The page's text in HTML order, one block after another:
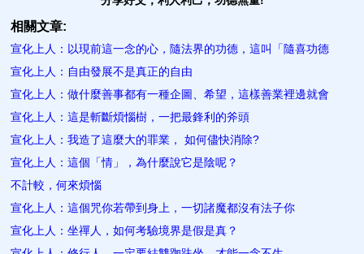
相關文章:
宣化上人：以現前這一念的心，隨法界的功德，這叫「隨喜功德
宣化上人：自由發展不是真正的自由
宣化上人：做什麼善事都有一種企圖、希望，這樣善業裡邊就會
宣化上人：這是斬斷煩惱樹，一把最鋒利的斧頭
宣化上人：我造了這麼大的罪業， 如何儘快消除?
宣化上人：這個「情」，為什麼說它是陰呢？
不計較，何來煩惱
宣化上人：這個咒你若帶到身上，一切諸魔都沒有法子你
宣化上人：坐禪人，如何考驗境界是假是真？